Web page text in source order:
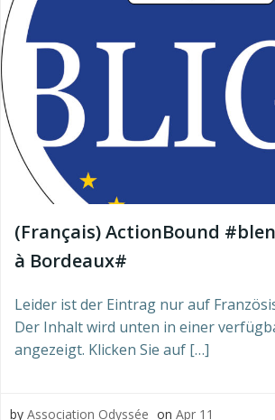
(Français) ActionBound
à Bordeaux#
Leider ist der Eintrag nur auf
Der Inhalt wird unten in einer
angezeigt. Klicken Sie auf […]
by Association Odyssée on Apr 11